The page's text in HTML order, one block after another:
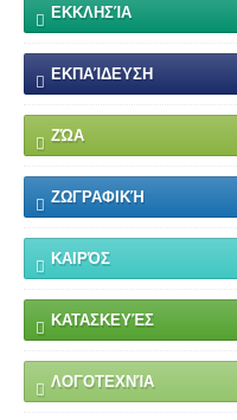
ΕΚΚΛΗΣΊΑ
ΕΚΠΑΊΔΕΥΣΗ
ΖΏΑ
ΖΩΓΡΑΦΙΚΉ
ΚΑΙΡΌΣ
ΚΑΤΑΣΚΕΥΈΣ
ΛΟΓΟΤΕΧΝΊΑ